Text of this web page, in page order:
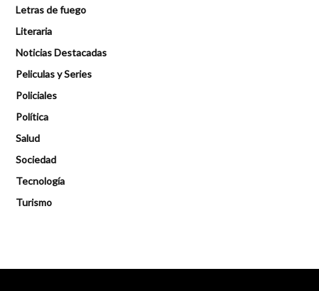
Letras de fuego
Literaria
Noticias Destacadas
Peliculas y Series
Policiales
Política
Salud
Sociedad
Tecnología
Turismo